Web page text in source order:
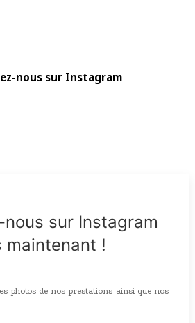
nous sur Instagram
nous sur Instagram
maintenant !
photos de nos prestations ainsi que nos